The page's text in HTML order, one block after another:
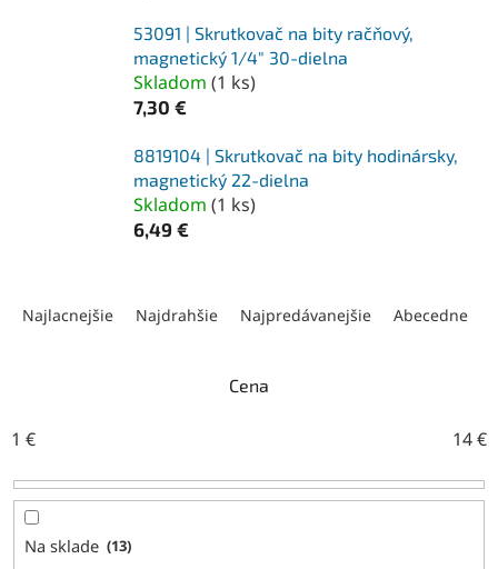
53091 | Skrutkovač na bity račňový,
magnetický 1/4" 30-dielna
Skladom (1 ks)
7,30 €
8819104 | Skrutkovač na bity hodinársky,
magnetický 22-dielna
Skladom (1 ks)
6,49 €
e
r
o
Najlacnejšie Najdrahšie Najpredávanejšie Abecedne
Cena
1 € 14€
Na sklade 13